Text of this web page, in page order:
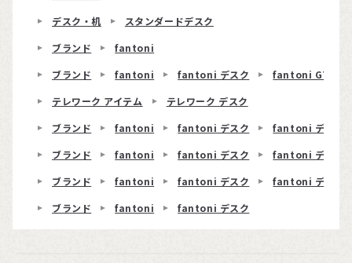
デスク・机
スタンダードデスク
ブランド
fantoni
ブランド
fantoni fantoni デスク
fantoni GT
テレワーク アイテム
テレワーク デスク
ブランド
fantoni fantoni デスク
fantoni デスク
ブランド
fantoni fantoni デスク
fantoni デスク
ブランド
fantoni fantoni デスク
fantoni デスク
ブランド
fantoni fantoni デスク